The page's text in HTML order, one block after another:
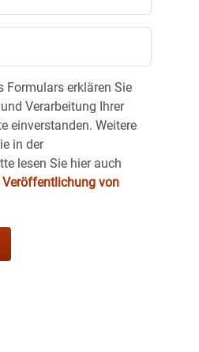
Formulars erklären Sie
Verarbeitung Ihrer
einverstanden. Weitere
in der
lesen Sie hier auch
von